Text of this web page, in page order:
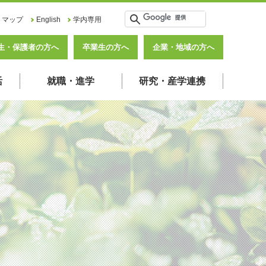
マップ English 学内専用
・保護者の方へ 卒業生の方へ 企業・地域の方へ
就職・進学 研究・産学連携